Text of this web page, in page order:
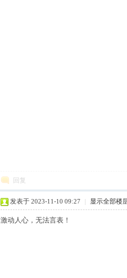
回复
发表于 2023-11-10 09:27 | 显示全部楼
激动人心，无法言表！